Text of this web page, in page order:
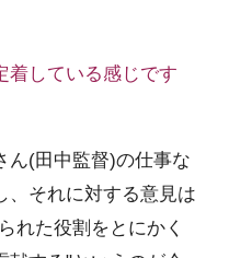
している感じです
ん(田中監督)の仕事な
、それに対する意見は
れた役割をとにかく